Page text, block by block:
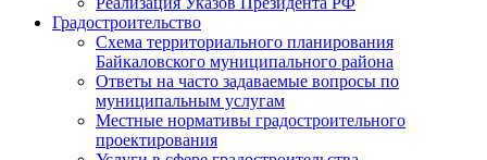
Градостроительство
Схема территориального планирования
Байкаловского муниципального района
Ответы на часто задаваемые вопросы по
муниципальным услугам
Местные нормативы градостроительного
проектирования